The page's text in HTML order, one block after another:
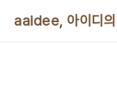
aaidee, 아이디의